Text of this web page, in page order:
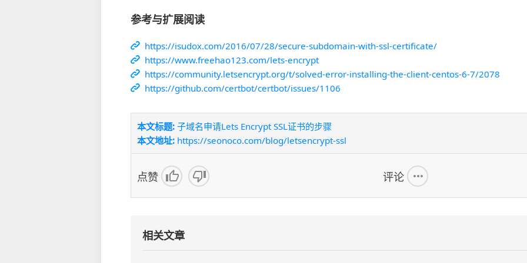
参考与扩展阅读
https://isudox.com/2016/07/28/secure-subdomain-with-ssl-certificate/
https://www.freehao123.com/lets-encrypt
https://community.letsencrypt.org/t/solved-error-installing-the-client-centos-6-7/2078
https://github.com/certbot/certbot/issues/1106
本文标题: 子域名申请Lets Encrypt SSL证书的步骤
本文地址: https://seonoco.com/blog/letsencrypt-ssl
点赞 评论
相关文章